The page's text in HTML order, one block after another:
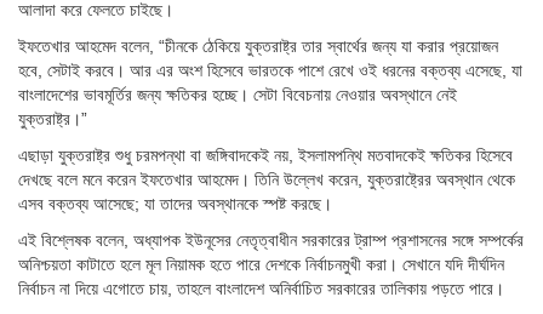
আলাদা করে ফেলতে চাইছে।
ইফতেখার আহমেদ বলেন, “চীনকে ঠেকিয়ে যুক্তরাষ্ট্র তার স্বার্থের জন্য যা করার প্রয়োজন
হবে, সেটাই করবে। আর এর অংশ হিসেবে ভারতকে পাশে রেখে ওই ধরনের বক্তব্য এসেছে, যা
বাংলাদেশের ভাবমূর্তির জন্য ক্ষতিকর হচ্ছে। সেটা বিবেচনায় নেওয়ার অবস্থানে নেই
যুক্তরাষ্ট্র।”
এছাড়া যুক্তরাষ্ট্র শুধু চরমপন্থা বা জঙ্গিবাদকেই নয়, ইসলামপন্থি মতবাদকেই ক্ষতিকর হিসেবে
দেখছে বলে মনে করেন ইফতেখার আহমেদ। তিনি উল্লেখ করেন, যুক্তরাষ্ট্রের অবস্থান থেকে
এসব বক্তব্য আসেছে; যা তাদের অবস্থানকে স্পষ্ট করছে।
এই বিশ্লেষক বলেন, অধ্যাপক ইউনূসের নেতৃত্বাধীন সরকারের ট্রাম্প প্রশাসনের সঙ্গে সম্পর্কের
অনিশ্চয়তা কাটাতে হলে মূল নিয়ামক হতে পারে দেশকে নির্বাচনমুখী করা। সেখানে যদি দীর্ঘদিন
নির্বাচন না দিয়ে এগোতে চায়, তাহলে বাংলাদেশ অনির্বাচিত সরকারের তালিকায় পড়তে পারে।